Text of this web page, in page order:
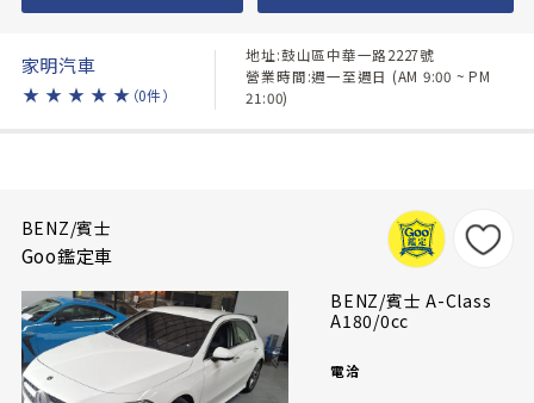
家明汽車
★ ★ ★ ★ ★ （0件）
地址:鼓山區中華一路2227號
營業時間:週一至週日 (AM 9:00 ~ PM
21:00)
BENZ/賓士
Goo鑑定車
BENZ/賓士 A-Class
A180/0cc
電洽